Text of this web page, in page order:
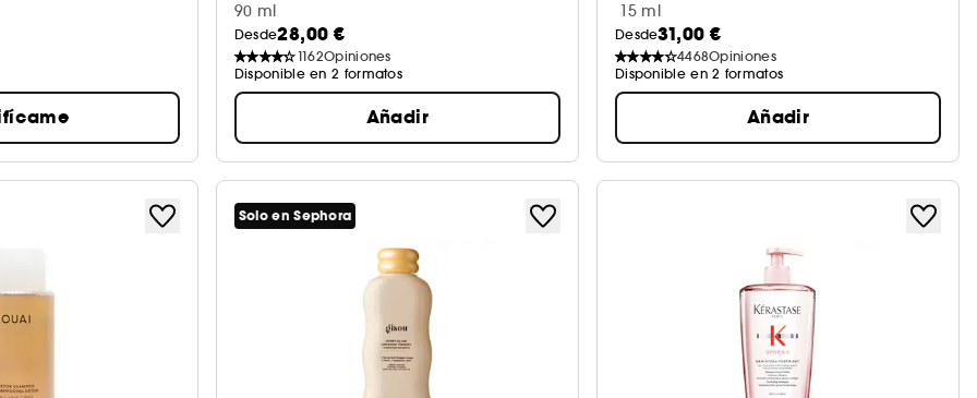
90 ml
Desde28,00 €
1162Opiniones
Disponible en 2 formatos
Añadir
15 ml
Desde31,00 €
4468Opiniones
Disponible en 2 formatos
Añadir
Solo en Sephora